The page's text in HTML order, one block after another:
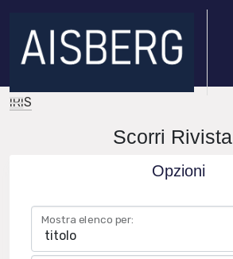
IRIS
Scorri Rivista
Opzioni
Mostra elenco per: